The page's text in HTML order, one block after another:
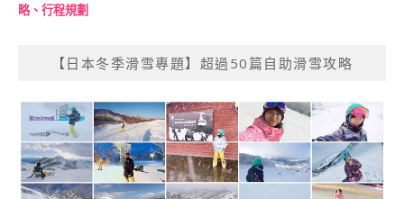
略、行程規劃
【日本冬季滑雪專題】超過50篇自助滑雪攻略